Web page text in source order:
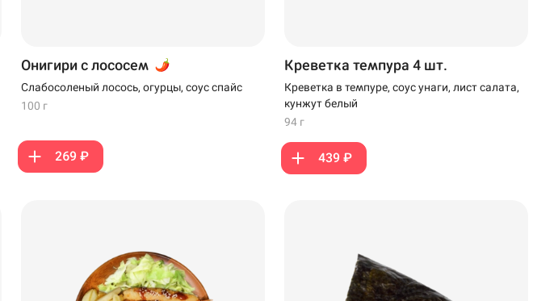
Онигири с лососем
Слабосоленый лосось, огурцы, соус спайс
100 г
269 ₽
Креветка темпура 4 шт.
Креветка в темпуре, соус унаги, лист салата,
кунжут белый
94 г
439 ₽